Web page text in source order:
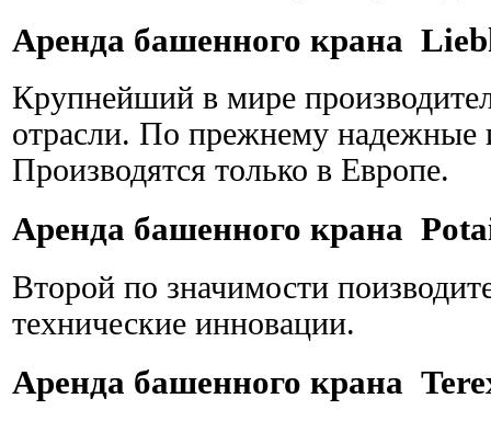
Аренда башенного крана
Крупнейший в мире
отрасли. По прежнему
Производятся только в Европе.
Аренда башенного крана
Второй по значимости
технические инновации.
Аренда башенного крана